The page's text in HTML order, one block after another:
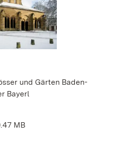
und Gärten Baden-
Bayerl
MB